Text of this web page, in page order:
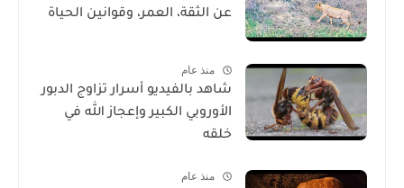
عن الثقة، العمر، وقوانين الحياة
منذ عام
شاهد بالفيديو أسرار تزاوج الدبور
الأوروبي الكبير وإعجاز الله في
خلقه
منذ عام